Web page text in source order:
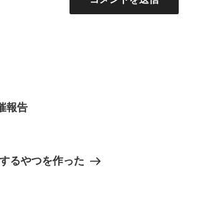
報告
るやつを作った